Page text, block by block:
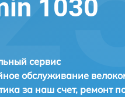
1030
сервис
обслуживание
за наш счет, ремонт